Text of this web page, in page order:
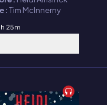
Tim McInnerny
25m